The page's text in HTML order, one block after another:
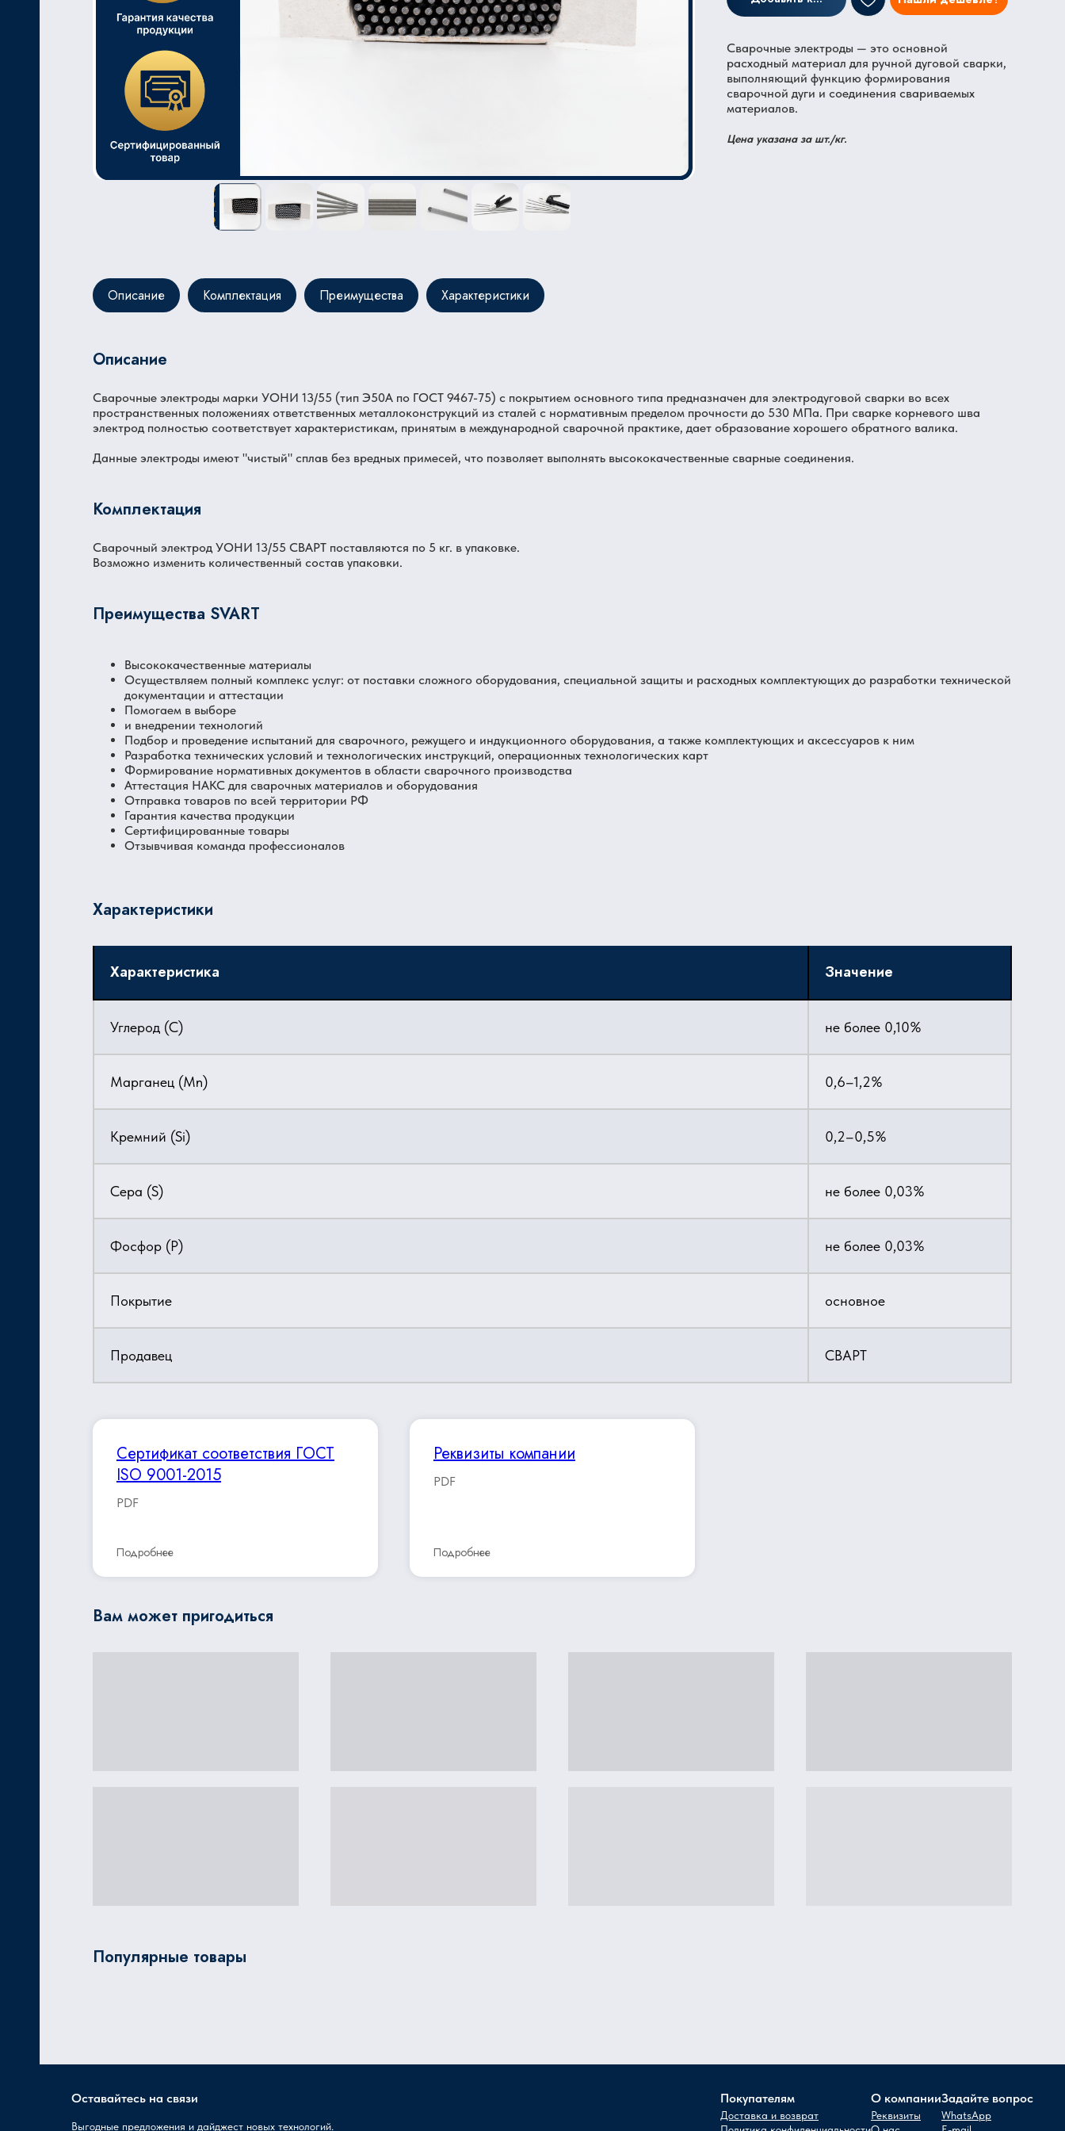
Сварочные электроды — это основной
расходный материал для ручной дуговой сварки,
выполняющий функцию формирования
сварочной дуги и соединения свариваемых
материалов.
Цена указана за шт./кг.
Описание Комплектация Преимущества Характеристики
Описание
Сварочные электроды марки УОНИ 13/55 (тип Э50А по ГОСТ 9467-75) с покрытием основного типа предназначен для электродуговой сварки во всех
пространственных положениях ответственных металлоконструкций из сталей с нормативным пределом прочности до 530 МПа. При сварке корневого шва
электрод полностью соответствует характеристикам, принятым в международной сварочной практике, дает образование хорошего обратного валика.
Данные электроды имеют "чистый" сплав без вредных примесей, что позволяет выполнять высококачественные сварные соединения.
Комплектация
Сварочный электрод УОНИ 13/55 СВАРТ поставляются по 5 кг. в упаковке.
Возможно изменить количественный состав упаковки.
Преимущества SVART
Высококачественные материалы
Осуществляем полный комплекс услуг: от поставки сложного оборудования, специальной защиты и расходных комплектующих до разработки технической
документации и аттестации
Помогаем в выборе
и внедрении технологий
Подбор и проведение испытаний для сварочного, режущего и индукционного оборудования, а также комплектующих и аксессуаров к ним
Разработка технических условий и технологических инструкций, операционных технологических карт
Формирование нормативных документов в области сварочного производства
Аттестация НАКС для сварочных материалов и оборудования
Отправка товаров по всей территории РФ
Гарантия качества продукции
Сертифицированные товары
Отзывчивая команда профессионалов
Характеристики
Характеристика Значение
Углерод (C) не более 0,10%
Марганец (Mn) 0,6–1,2%
Кремний (Si) 0,2–0,5%
Сера (S) не более 0,03%
Фосфор (P) не более 0,03%
Покрытие основное
Продавец СВАРТ
Сертификат соответствия ГОСТ
ISO 9001-2015
PDF
Подробнее
Реквизиты компании
PDF
Подробнее
Вам может пригодиться
Популярные товары
Оставайтесь на связи
Выгодные предложения и дайджест новых технологий.
Покупателям
Доставка и возврат
О компании
Реквизиты
Задайте вопрос
WhatsApp